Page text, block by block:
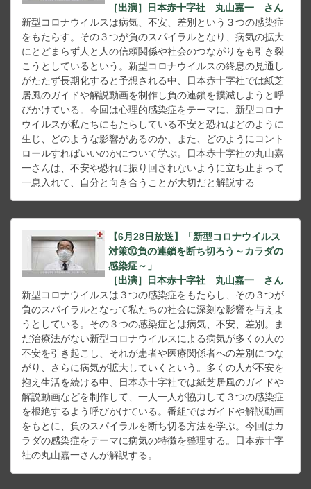
［出演］日本赤十字社 丸山嘉一 さん
新型コロナウイルスは病気、不安、差別という３つの感染症
をもたらす。その３つが負のスパイラルとなり、病気の拡大
にとどまらず人と人の信頼関係や社会のつながりをも引き裂
こうとしているという。新型コロナウイルスの終息の見通し
がたたず長期化すると予想される中、日本赤十字社では紙芝
居風のガイドや解説動画を制作し負の連鎖を撲滅しようと呼
びかけている。今回は心理的感染症をテーマに、新型コロナ
ウイルスが私たちにもたらしている不安と恐れはどのように
生じ、どのような影響があるのか、また、どのようにコント
ロールすればいいのかについて学ぶ。日本赤十字社の丸山嘉
一さんは、不安や恐れに振り回されないように立ち止まって
一息入れて、自分と向き合うことが大切だと解説する
【6月28日放送】「新型コロナウイルス
対策⑩負の連鎖を断ち切ろう～カラダの
感染症～」
［出演］日本赤十字社 丸山嘉一 さん
新型コロナウイルスは３つの感染症をもたらし、その３つが
負のスパイラルとなって私たちの社会に深刻な影響を与えよ
うとしている。その３つの感染症とは病気、不安、差別。ま
だ治療法がない新型コロナウイルスによる病気が多くの人の
不安を引き起こし、それが患者や医療関係者への差別につな
がり、さらに病気が拡大していくという。多くの人が不安を
抱え生活を続ける中、日本赤十字社では紙芝居風のガイドや
解説動画などを制作して、一人一人が協力して３つの感染症
を根絶するよう呼びかけている。番組ではガイドや解説動画
をもとに、負のスパイラルを断ち切る方法を学ぶ。今回はカ
ラダの感染症をテーマに病気の特徴を整理する。日本赤十字
社の丸山嘉一さんが解説する。